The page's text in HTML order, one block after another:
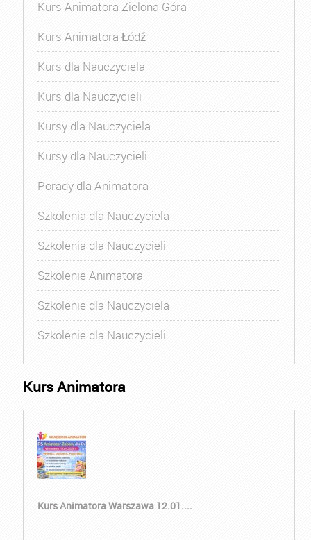
Kurs Animatora Zielona Góra
Kurs Animatora Łódź
Kurs dla Nauczyciela
Kurs dla Nauczycieli
Kursy dla Nauczyciela
Kursy dla Nauczycieli
Porady dla Animatora
Szkolenia dla Nauczyciela
Szkolenia dla Nauczycieli
Szkolenie Animatora
Szkolenie dla Nauczyciela
Szkolenie dla Nauczycieli
Kurs Animatora
Kurs Animatora Warszawa 12.01....